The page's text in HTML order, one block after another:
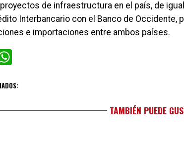
proyectos de infraestructura en el país, de
Interbancario con el Banco de
e importaciones entre ambos países.
TAMBIÉN PUEDE